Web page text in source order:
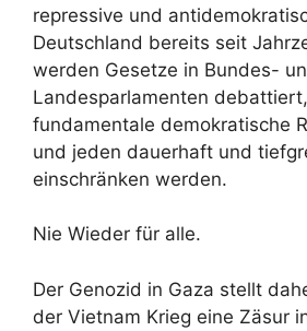
repressive und
Deutschland bereits seit
werden Gesetze in Bundes-
Landesparlamenten
fundamentale demokratische
und jeden dauerhaft und
einschränken werden.
Nie Wieder für alle.
Der Genozid in Gaza stellt
der Vietnam Krieg eine Zäsur